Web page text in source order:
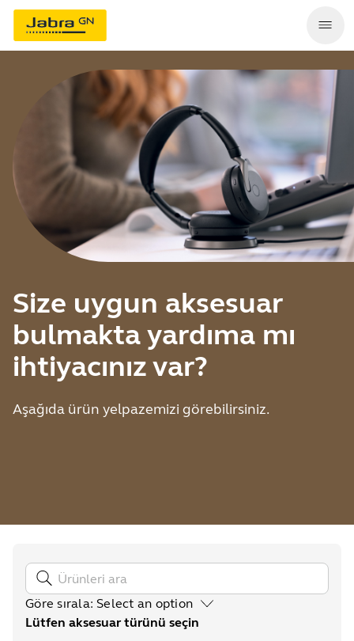
Size uygun aksesuar
bulmakta yardıma mı
ihtiyacınız var?
Aşağıda ürün yelpazemizi görebilirsiniz.
Göre sırala: Select an option
Lütfen aksesuar türünü seçin